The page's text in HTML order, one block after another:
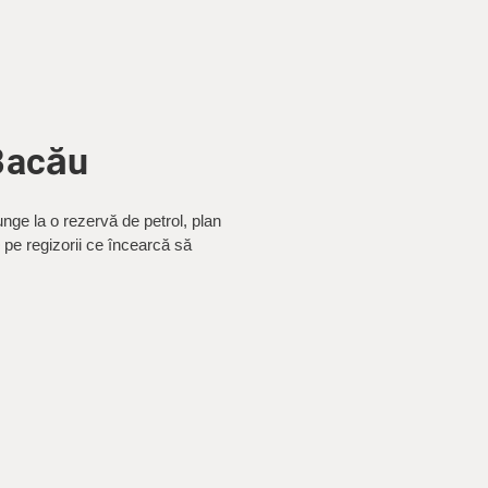
la o rezervă de petrol, plan
regizorii ce încearcă să